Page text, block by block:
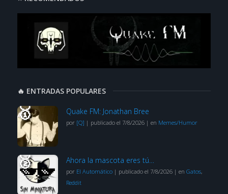
🔥 ENTRADAS POPULARES
Quake FM: Jonathan Bree
por [Q] | publicado el 7/8/2026| en Memes/Humor
Ahora la mascota eres tú…
por El Automático| publicado el 7/8/2026| en Gatos,
Reddit